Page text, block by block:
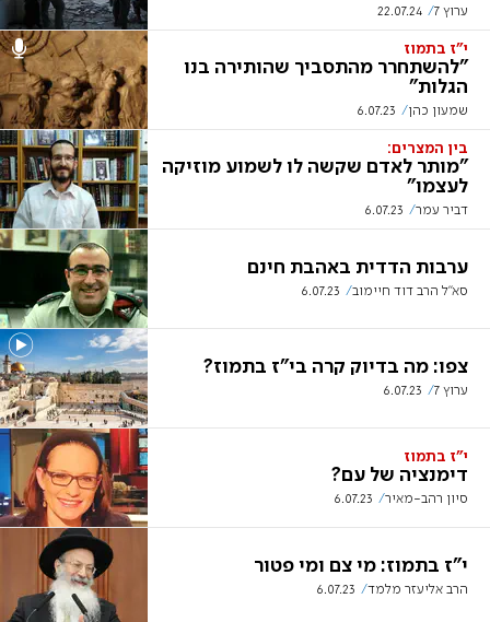
ערוץ 7 22.07.24
י"ז בתמוז
"להשתחרר מהתסביך שהותירה בנו
הגלות"
שמעון כהן 6.07.23
בין המצרים:
"מותר לאדם שקשה לו לשמוע מוזיקה
לעצמו"
דביר עמר 6.07.23
ערבות הדדית באהבת חינם
סא"ל הרב דוד חיימוב 6.07.23
צפו: מה בדיוק קרה בי"ז בתמוז?
ערוץ 7 6.07.23
י"ז בתמוז
דימנציה של עם?
סיון רהב-מאיר 6.07.23
י"ז בתמוז: מי צם ומי פטור
הרב אליעזר מלמד 6.07.23